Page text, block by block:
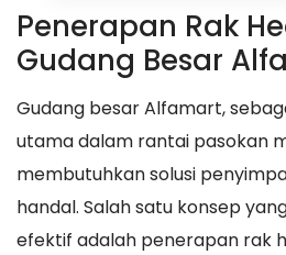
Penerapan Rak
Gudang Besar
Gudang besar Alfamart,
utama dalam rantai pasokan
membutuhkan solusi
handal. Salah satu konsep
efektif adalah penerapan rak